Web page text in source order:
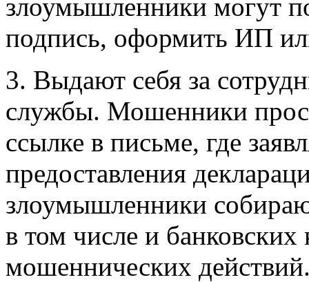
злоумышленники могут
подпись, оформить ИП
3. Выдают себя за
службы. Мошенники
ссылке в письме, где
предоставления
злоумышленники
в том числе и
мошеннических